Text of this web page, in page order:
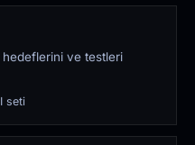
hedeflerini ve testleri
seti